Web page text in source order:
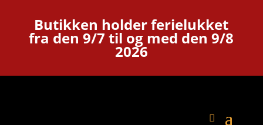
Butikken holder ferielukket
fra den 9/7 til og med den 9/8
2026